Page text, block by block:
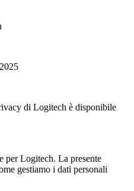
di Logitech è disponibile
per Logitech. La presente
gestiamo i dati personali